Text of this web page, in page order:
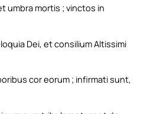
umbra mortis ; vinctos in
Dei, et consilium Altissimi
cor eorum ; infirmati sunt,